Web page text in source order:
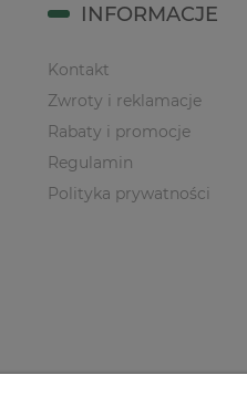
INFORMACJE
Kontakt
Zwroty i reklamacje
Rabaty i promocje
Regulamin
Polityka prywatności